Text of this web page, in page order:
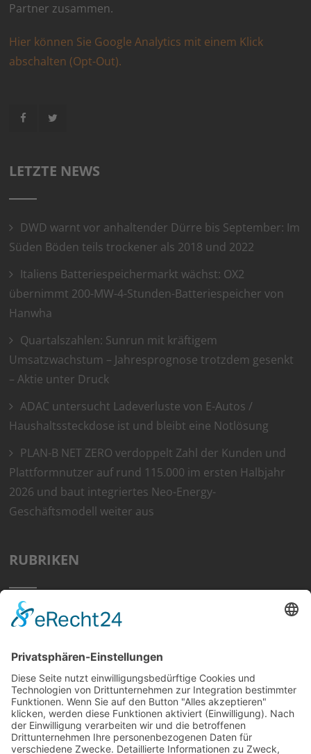
Partner zusammen.
Hier können Sie Google Analytics mit einem Klick
abschalten (Opt-Out).
LETZTE NEWS
DWD warnt vor anhaltender Dürre bis September: Im
Süden Böden teils trockener als 2018 und 2022
Italiens Batteriespeichermarkt wächst: OX2
übernimmt 200-MW-4-Stunden-Batteriespeicher von
Hanwha
Quartalszahlen: Sunrun mit kräftigem
Umsatzwachstum – Jahresprognose trotzdem gesenkt
– Aktie unter Druck
ADAC untersucht Ladeverluste von E-Autos /
Haushaltssteckdose ist und bleibt eine Notlösung
PLAN-B NET ZERO verdoppelt Zahl der Kunden und
Plattformnutzer auf rund 115.000 im ersten Halbjahr
2026 und baut integriertes Neo-Energy-
Geschäftsmodell weiter aus
RUBRIKEN
Home
Tipps
Wissen
Strom Top30